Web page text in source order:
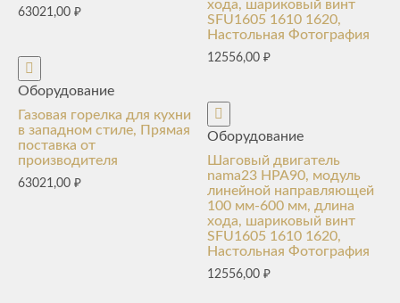
63021,00 ₽
Оборудование
Газовая горелка для кухни
в западном стиле, Прямая
поставка от
производителя
63021,00 ₽
хода, шариковый винт
SFU1605 1610 1620,
Настольная Фотография
12556,00₽
Оборудование
Шаговый двигатель
nama23 HPA90, модуль
линейной направляющей
100 мм-600 мм, длина
хода, шариковый винт
SFU1605 1610 1620,
Настольная Фотография
12556,00₽